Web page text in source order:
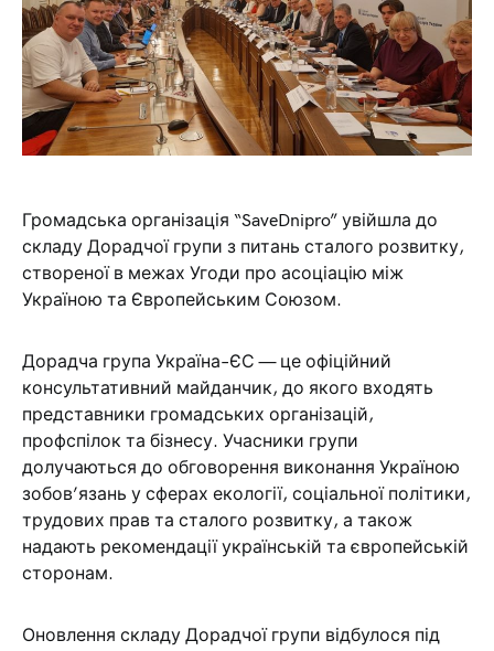
Громадська організація “SaveDnipro” увійшла до
складу Дорадчої групи з питань сталого розвитку,
створеної в межах Угоди про асоціацію між
Україною та Європейським Союзом.
Дорадча група Україна–ЄС — це офіційний
консультативний майданчик, до якого входять
представники громадських організацій,
профспілок та бізнесу. Учасники групи
долучаються до обговорення виконання Україною
зобов’язань у сферах екології, соціальної політики,
трудових прав та сталого розвитку, а також
надають рекомендації українській та європейській
сторонам.
Оновлення складу Дорадчої групи відбулося під